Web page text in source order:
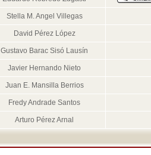
Stella M. Angel Villegas
David Pérez López
Gustavo Barac Sisó Lausín
Javier Hernando Nieto
Juan E. Mansilla Berrios
Fredy Andrade Santos
Arturo Pérez Arnal